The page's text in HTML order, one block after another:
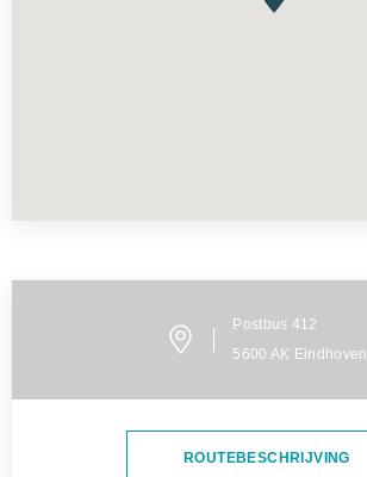
Postbus 412
5600 AK Eindhoven
ROUTEBESCHRIJVING